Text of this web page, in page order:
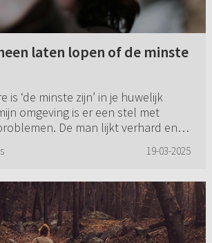
laten lopen of de minste
is ‘de minste zijn’ in je huwelijk
omgeving is er een stel met
De man lijkt verhard en
gesprek...
19-03-2025